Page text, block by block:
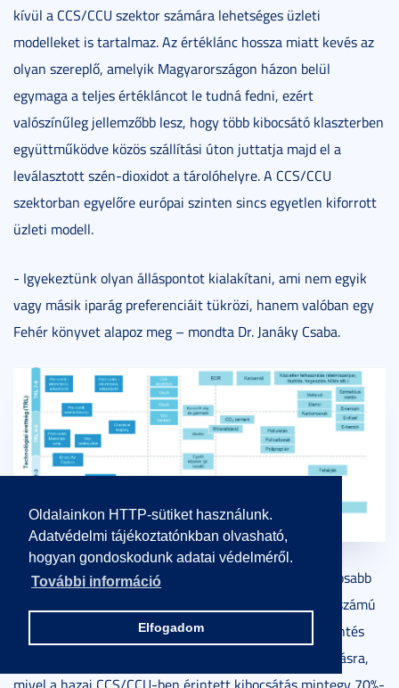
Oldalainkon HTTP-sütiket használunk.
Adatvédelmi tájékoztatónkban olvasható,
hogyan gondoskodunk adatai védelméről.
További információ
Elfogadom
kívül a CCS/CCU szektor számára lehetséges üzleti
modelleket is tartalmaz. Az értéklánc hossza miatt kevés az
olyan szereplő, amelyik Magyarországon házon belül
egymaga a teljes értékláncot le tudná fedni, ezért
valószínűleg jellemzőbb lesz, hogy több kibocsátó klaszterben
együttműködve közös szállítási úton juttatja majd el a
leválasztott szén-dioxidot a tárolóhelyre. A CCS/CCU
szektorban egyelőre európai szinten sincs egyetlen kiforrott
üzleti modell.
- Igyekeztünk olyan álláspontot kialakítani, ami nem egyik
vagy másik iparág preferenciáit tükrözi, hanem valóban egy
Fehér könyvet alapoz meg – mondta Dr. Janáky Csaba.
A szegedi kutató szerint a dokumentum egyik legfontosabb
következtetése, hogy Magyarországon viszonylag kis számú
ipari szereplő bevonásával jelentős kibocsátás-csökkentés
érhető el, vagyis nincs szükség számtalan féle megoldásra,